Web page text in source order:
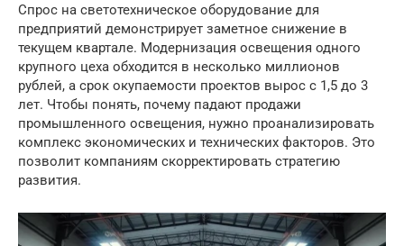
Спрос на светотехническое оборудование для
предприятий демонстрирует заметное снижение в
текущем квартале. Модернизация освещения одного
крупного цеха обходится в несколько миллионов
рублей, а срок окупаемости проектов вырос с 1,5 до 3
лет. Чтобы понять, почему падают продажи
промышленного освещения, нужно проанализировать
комплекс экономических и технических факторов. Это
позволит компаниям скорректировать стратегию
развития.